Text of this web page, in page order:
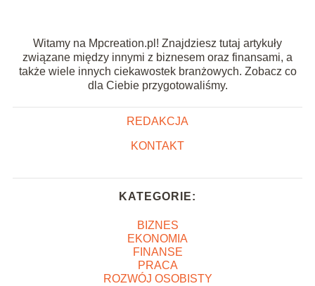
Witamy na Mpcreation.pl! Znajdziesz tutaj artykuły
związane między innymi z biznesem oraz finansami, a
także wiele innych ciekawostek branżowych. Zobacz co
dla Ciebie przygotowaliśmy.
REDAKCJA
KONTAKT
KATEGORIE:
BIZNES
EKONOMIA
FINANSE
PRACA
ROZWÓJ OSOBISTY